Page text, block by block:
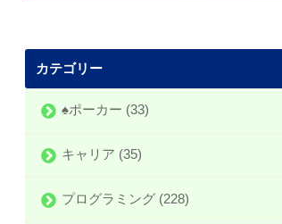
カテゴリー
♠️ポーカー (33)
キャリア (35)
プログラミング (228)